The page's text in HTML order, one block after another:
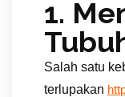
1.
Salah satu
terlupakan